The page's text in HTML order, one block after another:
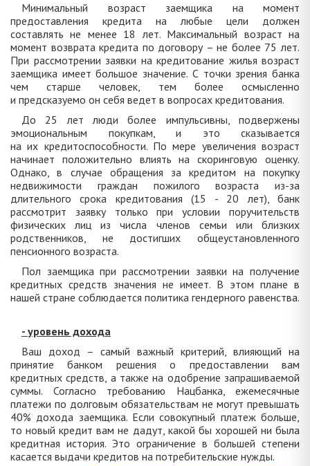
Минимальный возраст заемщика на момент
предоставления кредита на любые цели должен
составлять не менее 18 лет. Максимальный возраст на
момент возврата кредита по договору – не более 75 лет.
При рассмотрении заявки на кредитование жилья возраст
заемщика имеет большое значение. С точки зрения банка
чем старше человек, тем более осмысленно
и предсказуемо он себя ведет в вопросах кредитования.
До 25 лет люди более импульсивны, подвержены
эмоциональным покупкам, и это сказывается
на их кредитоспособности. По мере увеличения возраст
начинает положительно влиять на скоринговую оценку.
Однако, в случае обращения за кредитом на покупку
недвижимости граждан пожилого возраста из-за
длительного срока кредитования (15 - 20 лет), банк
рассмотрит заявку только при условии поручительств
физических лиц из числа членов семьи или близких
родственников, не достигших общеустановленного
пенсионного возраста.
Пол заемщика при рассмотрении заявки на получение
кредитных средств значения не имеет. В этом плане в
нашей стране соблюдается политика гендерного равенства.
- уровень дохода
Ваш доход – самый важный критерий, влияющий на
принятие банком решения о предоставлении вам
кредитных средств, а также на одобрение запрашиваемой
суммы. Согласно требованию Нацбанка, ежемесячные
платежи по долговым обязательствам не могут превышать
40% дохода заемщика. Если совокупный платеж больше,
то новый кредит вам не дадут, какой бы хорошей ни была
кредитная история. Это ограничение в большей степени
касается выдачи кредитов на потребительские нужды.